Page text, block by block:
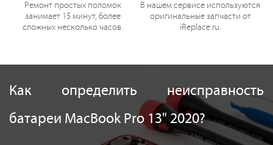
Ремонт простых поломок
занимает 15 минут, более
сложных несколько часов.
В нашем сервисе используются
оригинальные запчасти от
iReplace.ru.
Как определить неисправность
батареи MacBook Pro 13" 2020?